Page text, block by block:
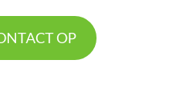
OP